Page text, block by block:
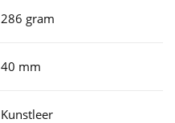
286 gram
40 mm
Kunstleer